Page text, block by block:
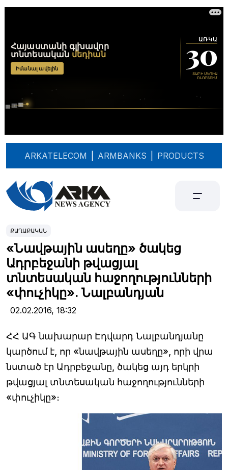
ARKATELECOM ARMBANKS PRODUCTS
ՔԱՂԱՔԱԿԱՆ
«Նավթային ասեղը» ծակեց
Ադրբեջանի թվացյալ
տնտեսական հաջողությունների
«փուչիկը». Նալբանդյան
02.02.2016, 18:32
ՀՀ ԱԳ նախարար Էդվարդ Նալբանդյանը
կարծում է, որ «նավթային ասեղը», որի վրա
նստած էր Ադրբեջանը, ծակեց այդ երկրի
թվացյալ տնտեսական հաջողությունների
«փուչիկը»։